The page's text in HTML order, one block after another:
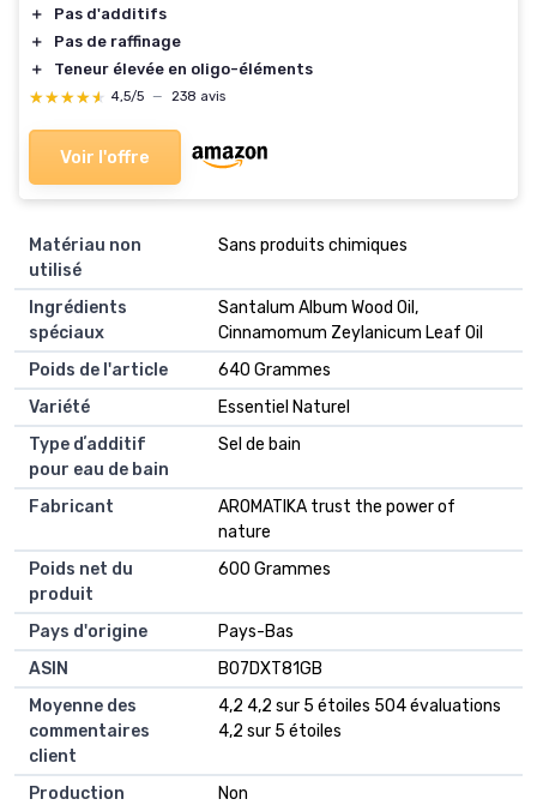
＋
Pas d'additifs
＋
Pas de raffinage
＋
Teneur élevée en oligo-éléments
★★★★★
★★★★★ 4,5/5 — 238 avis
Voir l'offre
Matériau non
utilisé
‎Sans produits chimiques
Ingrédients
spéciaux
‎Santalum Album Wood Oil,
Cinnamomum Zeylanicum Leaf Oil
Poids de l'article
‎640 Grammes
Variété
‎Essentiel Naturel
Type dʼadditif
pour eau de bain
‎Sel de bain
Fabricant
‎AROMATIKA trust the power of
nature
Poids net du
produit
‎600 Grammes
Pays d'origine
‎Pays-Bas
ASIN
B07DXT81GB
Moyenne des
commentaires
client
4,2 4,2 sur 5 étoiles 504 évaluations
4,2 sur 5 étoiles
Production
Non